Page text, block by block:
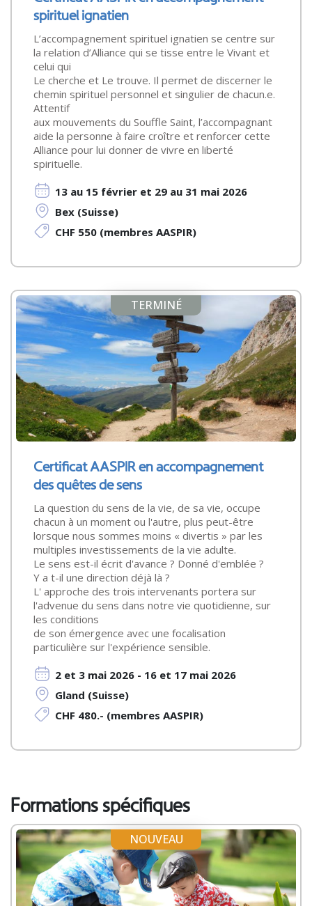
spirituel ignatien
L’accompagnement spirituel ignatien se centre sur
la relation d’Alliance qui se tisse entre le Vivant et
celui qui
Le cherche et Le trouve. Il permet de discerner le
chemin spirituel personnel et singulier de chacun.e.
Attentif
aux mouvements du Souffle Saint, l’accompagnant
aide la personne à faire croître et renforcer cette
Alliance pour lui donner de vivre en liberté
spirituelle.
13 au 15 février et 29 au 31 mai 2026
Bex (Suisse)
CHF 550 (membres AASPIR)
TERMINÉ
Certificat AASPIR en accompagnement
des quêtes de sens
La question du sens de la vie, de sa vie, occupe
chacun à un moment ou l'autre, plus peut-être
lorsque nous sommes moins « divertis » par les
multiples investissements de la vie adulte.
Le sens est-il écrit d'avance ? Donné d'emblée ?
Y a t-il une direction déjà là ?
L' approche des trois intervenants portera sur
l'advenue du sens dans notre vie quotidienne, sur
les conditions
de son émergence avec une focalisation
particulière sur l'expérience sensible.
2 et 3 mai 2026 - 16 et 17 mai 2026
Gland (Suisse)
CHF 480.- (membres AASPIR)
Formations spécifiques
NOUVEAU